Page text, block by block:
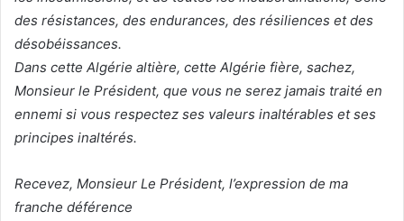
des résistances, des endurances, des résiliences et des
désobéissances.
Dans cette Algérie altière, cette Algérie fière, sachez,
Monsieur le Président, que vous ne serez jamais traité en
ennemi si vous respectez ses valeurs inaltérables et ses
principes inaltérés.
Recevez, Monsieur Le Président, l’expression de ma
franche déférence